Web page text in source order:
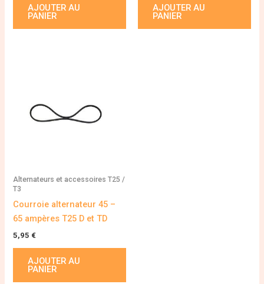
AJOUTER AU
PANIER
AJOUTER AU
PANIER
Alternateurs et accessoires T25 /
T3
Courroie alternateur 45 –
65 ampères T25 D et TD
5,95 €
AJOUTER AU
PANIER